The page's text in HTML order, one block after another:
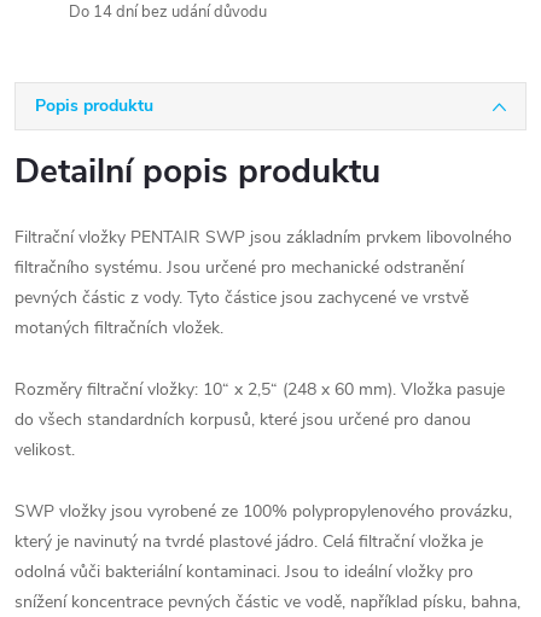
Do 14 dní bez udání důvodu
Popis produktu
Detailní popis produktu
Filtrační vložky PENTAIR SWP jsou základním prvkem libovolného
filtračního systému. Jsou určené pro mechanické odstranění
pevných částic z vody. Tyto částice jsou zachycené ve vrstvě
motaných filtračních vložek.
Rozměry filtrační vložky: 10“ x 2,5“ (248 x 60 mm). Vložka pasuje
do všech standardních korpusů, které jsou určené pro danou
velikost.
SWP vložky jsou vyrobené ze 100% polypropylenového provázku,
který je navinutý na tvrdé plastové jádro. Celá filtrační vložka je
odolná vůči bakteriální kontaminaci. Jsou to ideální vložky pro
snížení koncentrace pevných částic ve vodě, například písku, bahna,